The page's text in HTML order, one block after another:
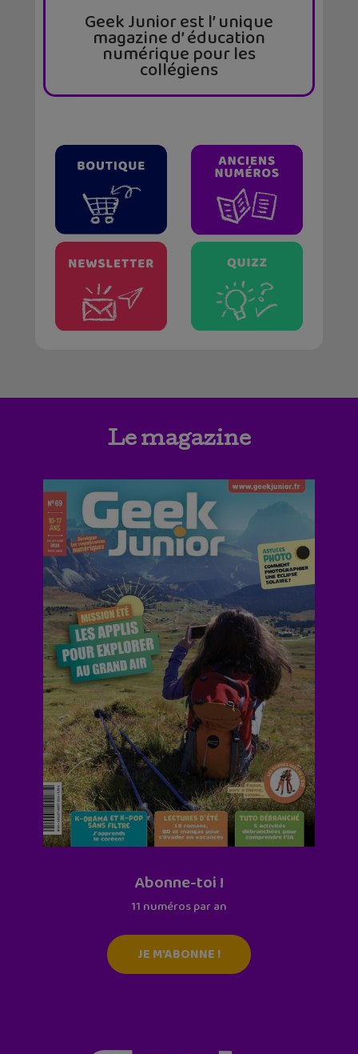
Geek Junior est l’ unique
magazine d’ éducation
numérique pour les
collégiens
Le magazine
Abonne-toi !
11 numéros par an
JE M'ABONNE !